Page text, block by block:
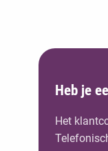
Heb je
Het